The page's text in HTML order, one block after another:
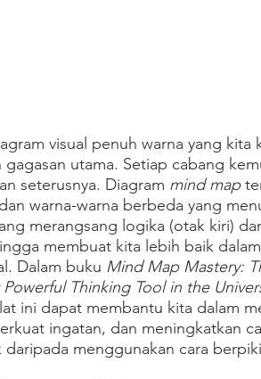
visual penuh warna yang
utama. Setiap cabang
seterusnya. Diagram mind map
warna-warna berbeda yang
merangsang logika (otak kiri)
membuat kita lebih baik
Dalam buku Mind Map Mastery:
Thinking Tool in the
ini dapat membantu kita dalam
ingatan, dan meningkatkan
menggunakan cara